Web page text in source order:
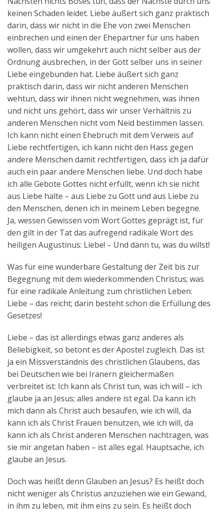
keinen Schaden leidet. Liebe äußert sich ganz praktisch
darin, dass wir nicht in die Ehe von zwei Menschen
einbrechen und einen der Ehepartner für uns haben
wollen, dass wir umgekehrt auch nicht selber aus der
Ordnung ausbrechen, in der Gott selber uns in seiner
Liebe eingebunden hat. Liebe äußert sich ganz
praktisch darin, dass wir nicht anderen Menschen
wehtun, dass wir ihnen nicht wegnehmen, was ihnen
und nicht uns gehört, dass wir unser Verhältnis zu
anderen Menschen nicht vom Neid bestimmen lassen.
Ich kann nicht einen Ehebruch mit dem Verweis auf
Liebe rechtfertigen, ich kann nicht den Hass gegen
andere Menschen damit rechtfertigen, dass ich ja dafür
auch ein paar andere Menschen liebe. Und doch habe
ich alle Gebote Gottes nicht erfüllt, wenn ich sie nicht
aus Liebe halte – aus Liebe zu Gott und aus Liebe zu
den Menschen, denen ich in meinem Leben begegne.
Ja, wessen Gewissen vom Wort Gottes geprägt ist, für
den gilt in der Tat das aufregend radikale Wort des
heiligen Augustinus: Liebe! – Und dann tu, was du willst!
Was für eine wunderbare Gestaltung der Zeit bis zur
Begegnung mit dem wiederkommenden Christus; was
für eine radikale Anleitung zum christlichen Leben:
Liebe – das reicht; darin besteht schon die Erfüllung des
Gesetzes!
Liebe – das ist allerdings etwas ganz anderes als
Beliebigkeit, so betont es der Apostel zugleich. Das ist
ja ein Missverständnis des christlichen Glaubens, das
bei Deutschen wie bei Iranern gleichermaßen
verbreitet ist: Ich kann als Christ tun, was ich will – ich
glaube ja an Jesus; alles andere ist egal. Da kann ich
mich dann als Christ auch besaufen, wie ich will, da
kann ich als Christ Frauen benutzen, wie ich will, da
kann ich als Christ anderen Menschen nachtragen, was
sie mir angetan haben – ist alles egal. Hauptsache, ich
glaube an Jesus.
Doch was heißt denn Glauben an Jesus? Es heißt doch
nicht weniger als Christus anzuziehen wie ein Gewand,
in ihm zu leben, mit ihm eins zu sein. Es heißt doch